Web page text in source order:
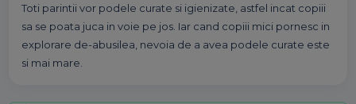
Toti parintii vor podele curate si igienizate, astfel incat copiii
sa se poata juca in voie pe jos. Iar cand copiii mici pornesc in
explorare de-abusilea, nevoia de a avea podele curate este
si mai mare.